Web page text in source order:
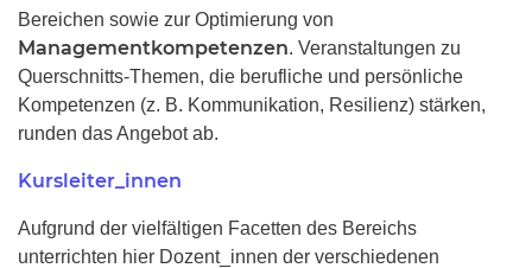
Bereichen sowie zur Optimierung von
Managementkompetenzen. Veranstaltungen zu
Querschnitts-Themen, die berufliche und persönliche
Kompetenzen (z. B. Kommunikation, Resilienz) stärken,
runden das Angebot ab.
Kursleiter_innen
Aufgrund der vielfältigen Facetten des Bereichs
unterrichten hier Dozent_innen der verschiedenen